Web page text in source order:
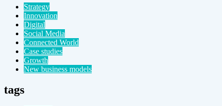
Strategy
Innovation
Digital
Social Media
Connected World
Case studies
Growth
New business models
tags